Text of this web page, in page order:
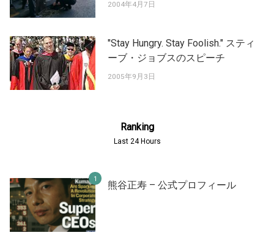
2004年4月7日
"Stay Hungry. Stay Foolish." スティ
ーブ・ジョブスのスピーチ
2005年9月3日
Ranking
Last 24 Hours
熊谷正寿 – 公式プロフィール